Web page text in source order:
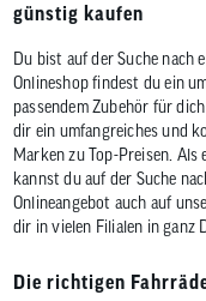
günstig kaufen
Du bist auf der Suche nach
Onlineshop findest du ein
passendem Zubehör für
dir ein umfangreiches und
Marken zu Top-Preisen.
kannst du auf der Suche
Onlineangebot auch auf
dir in vielen Filialen in ganz
Die richtigen